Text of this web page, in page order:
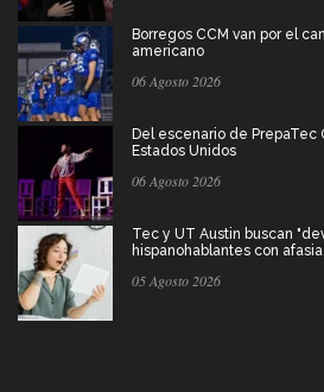
Borregos CCM van por el
americano
06 Agosto 2026
Del escenario de PrepaTec
Estados Unidos
06 Agosto 2026
Tec y UT Austin buscan
hispanohablantes con afasia
05 Agosto 2026